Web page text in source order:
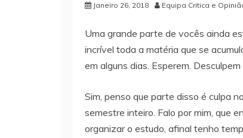
Janeiro 26, 2018 Equipa Critica e
Uma grande parte de vocês ainda
incrível toda a matéria que se
em alguns dias. Esperem.
Sim, penso que parte disso é culpa
semestre inteiro. Falo por mim, que
organizar o estudo, afinal tenho